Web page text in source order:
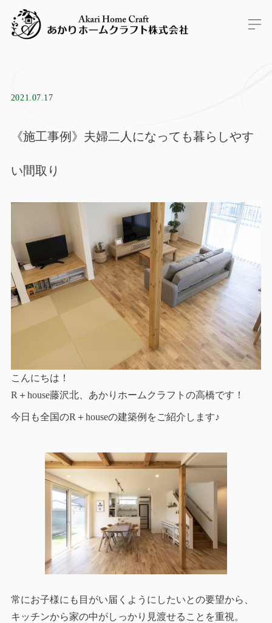
2021.07.17
《施工事例》夫婦二人になっても暮らしやす
い間取り
こんにちは！
R＋house藤沢北、あかりホームクラフトの高橋です！
今日も全国のR＋houseの建築例をご紹介します♪
常にお子様にも目がい届くようにしたいとの要望から、
キッチンから家の中がしっかり見渡せることを重視。